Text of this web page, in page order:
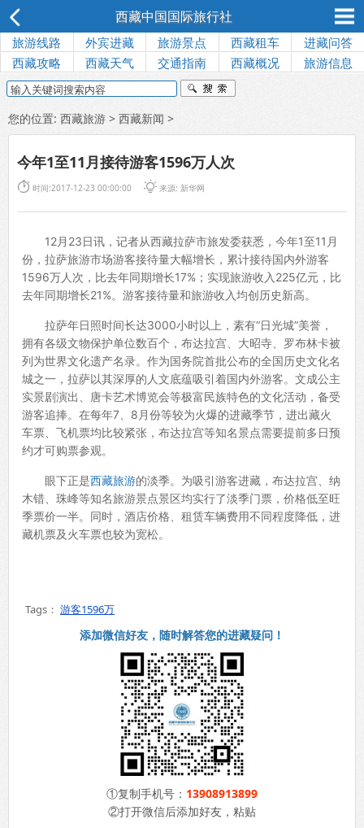
西藏中国国际旅行社
旅游线路 外宾进藏 旅游景点 西藏租车
进藏问答
西藏攻略
西藏天气 交通指南 西藏概况 旅游信息
您的位置: 西藏旅游 > 西藏新闻 >
今年1至11月接待游客1596万人次
 时间:2017-12-23 00:00:00 来源: 新华网
12月23日讯，记者从西藏拉萨市旅发委获悉，今年1至11月
份，拉萨旅游市场游客接待量大幅增长，累计接待国内外游客
1596万人次，比去年同期增长17%；实现旅游收入225亿元，比
去年同期增长21%。游客接待量和旅游收入均创历史新高。
拉萨年日照时间长达3000小时以上，素有“日光城”美誉，
拥有各级文物保护单位数百个，布达拉宫、大昭寺、罗布林卡被
列为世界文化遗产名录。作为国务院首批公布的全国历史文化名
城之一，拉萨以其深厚的人文底蕴吸引着国内外游客。文成公主
实景剧演出、唐卡艺术博览会等极富民族特色的文化活动，备受
游客追捧。在每年7、8月份等较为火爆的进藏季节，进出藏火
车票、飞机票均比较紧张，布达拉宫等知名景点需要提前多日预
约才可购票参观。
眼下正是西藏旅游的淡季。为吸引游客进藏，布达拉宫、纳
木错、珠峰等知名旅游景点景区均实行了淡季门票，价格低至旺
季票价一半。同时，酒店价格、租赁车辆费用不同程度降低，进
藏机票及火车票也较为宽松。
Tags： 游客1596万
添加微信好友，随时解答您的进藏疑问！
①复制手机号： 13908913899
②打开微信后添加好友，粘贴